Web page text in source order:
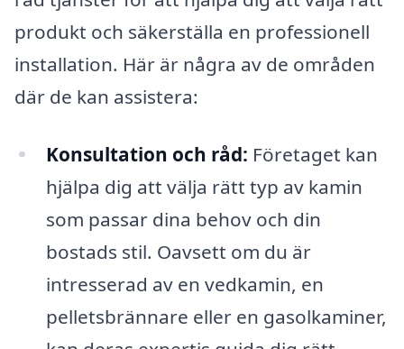
produkt och säkerställa en professionell
installation. Här är några av de områden
där de kan assistera:
Konsultation och råd: Företaget kan
hjälpa dig att välja rätt typ av kamin
som passar dina behov och din
bostads stil. Oavsett om du är
intresserad av en vedkamin, en
pelletsbrännare eller en gasolkaminer,